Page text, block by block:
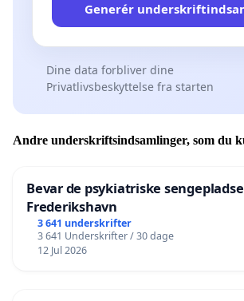
Generér
Dine data forbliver dine
Privatlivsbeskyttelse fra starten
Andre underskriftsindsamlinger, som du
Bevar de psykiatriske
Frederikshavn
3 641 underskrifter
3 641 Underskrifter / 30 dage
12 Jul 2026